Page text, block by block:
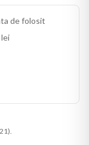
de folosit